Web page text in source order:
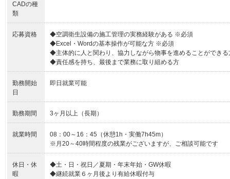
CADの種
類
応募資格
◆空調衛生設備の施工管理の実務経験がある ※必須
◆Excel・Wordの基本操作が可能な方 ※必須
◆主体的に人と関わり、協力しながら物事を進めることができる
◆責任感を持ち、最後まで業務に取り組める方
勤務開始
日
即日就業可能
勤務期間 3ヶ月以上（長期）
就業時間
08：00～16：45（休憩1h・実働7h45m）
※月20～40時間程度の残業がございますが、ご相談可能です
休日・休
暇
◆土・日・祝日／夏期・年末年始・GW休暇
◆継続就業６ヶ月後より有給休暇付与